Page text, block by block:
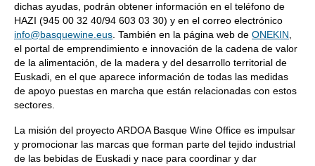
dichas ayudas, podrán obtener información en el teléfono de
HAZI (945 00 32 40/94 603 03 30) y en el correo electrónico
info@basquewine.eus . También en la página web de ONEKIN
el portal de emprendimiento e innovación de la cadena de valor
de la alimentación, de la madera y del desarrollo territorial de
Euskadi, en el que aparece información de todas las medidas
de apoyo puestas en marcha que están relacionadas con estos
sectores.
La misión del proyecto ARDOA Basque Wine Office es impulsar
y promocionar las marcas que forman parte del tejido industrial
de las bebidas de Euskadi y nace para coordinar y dar